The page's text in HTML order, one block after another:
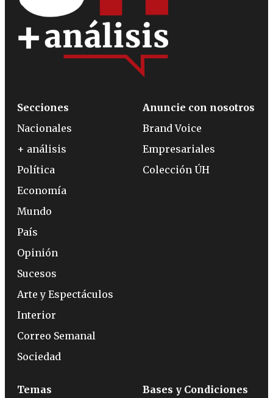
Secciones
Nacionales
+ análisis
Política
Economía
Mundo
País
Opinión
Sucesos
Arte y Espectáculos
Interior
Correo Semanal
Sociedad
Anuncie con nosotros
Brand Voice
Empresariales
Colección ÚH
Temas Bases y Condiciones